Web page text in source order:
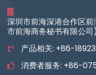
深圳市前海深港合作区前
市前海商务秘书有限公
产品相关: +86-
消费者服务: +86-